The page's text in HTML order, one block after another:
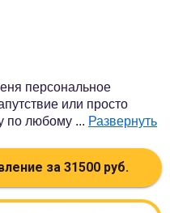
персональное
или просто
по любому ... Развернуть
за 31500руб.